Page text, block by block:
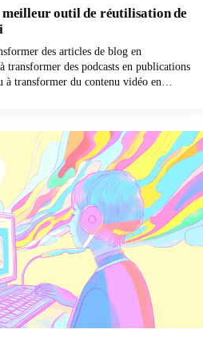
outil de réutilisation de
des articles de blog en
transformer des podcasts en publications
à transformer du contenu vidéo en
de contenu à des solutions
des tâches de réutilisation spécifiques.